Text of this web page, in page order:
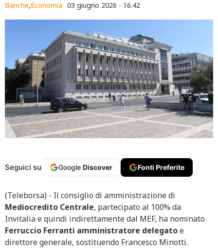
Banche,Economia 03 giugno 2026 - 16.42
Seguici su Google Discover Fonti Preferite
(Teleborsa) - Il consiglio di amministrazione di
Mediocredito Centrale, partecipato al 100% da
Invitalia e quindi indirettamente dal MEF, ha nominato
Ferruccio Ferranti amministratore delegatoe
direttore generale, sostituendo Francesco Minotti.